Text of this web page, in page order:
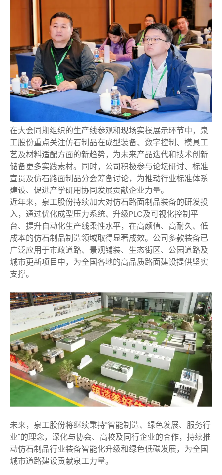
在大会同期组织的生产线参观和现场实操展示环节中，泉
工股份重点关注仿石制品在成型装备、数字控制、模具工
艺及材料适配方面的新趋势，为未来产品迭代和技术创新
储备更多实践素材。同时，公司积极参与论坛研讨、标准
宣贯及仿石路面制品分会筹备讨论，为推动行业标准体系
建设、促进产学研用协同发展贡献企业力量。
近年来，泉工股份持续加大对仿石路面制品装备的研发投
入，通过优化成型压力系统、升级PLC及可视化控制平
台、提升自动化生产线柔性水平，在高颜值、高耐久、低
成本的仿石制品制造领域取得显著成效。公司多款装备已
广泛应用于市政道路、景观铺装、生态街区、公园道路及
城市更新项目中，为全国各地的高品质路面建设提供坚实
支撑。
未来，泉工股份将继续秉持“智能制造、绿色发展、服务行
业”的理念，深化与协会、高校及同行企业的合作，持续推
动仿石制品行业装备智能化升级和绿色低碳发展，为全国
城市道路建设贡献泉工力量。